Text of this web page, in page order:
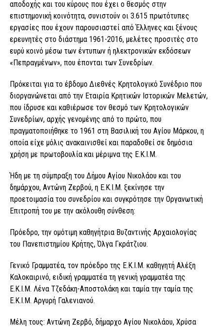
αποδοχής και του κύρους που έχει ο θεσμός στην
επιστημονική κοινότητα, συνιστούν οι 3.615 πρωτότυπες
εργασίες που έχουν παρουσιαστεί από Έλληνες και ξένους
ερευνητές στο διάστημα 1961-2016, μελέτες προσιτές στο
ευρύ κοινό μέσω των έντυπων ή ηλεκτρονικών εκδόσεων
«Πεπραγμένων», που έπονται των Συνεδρίων.
Πρόκειται για το έβδομο Διεθνές Κρητολογικό Συνέδριο που
διοργανώνεται από την Εταιρία Κρητικών Ιστορικών Μελετών,
που ίδρυσε και καθιέρωσε τον θεσμό των Κρητολογικών
Συνεδρίων, αρχής γενομένης από το πρώτο, που
πραγματοποιήθηκε το 1961 στη Βασιλική του Αγίου Μάρκου, η
οποία είχε μόλις ανακαινισθεί και παραδοθεί σε δημόσια
χρήση με πρωτοβουλία και μέριμνα της Ε.Κ.Ι.Μ.
Ήδη με τη σύμπραξη του Δήμου Αγίου Νικολάου και του
δημάρχου, Αντώνη Ζερβού, η Ε.Κ.Ι.Μ. ξεκίνησε την
προετοιμασία του συνεδρίου και συγκρότησε την Οργανωτική
Επιτροπή του με την ακόλουθη σύνθεση:
Πρόεδρο, την ομότιμη καθηγήτρια Βυζαντινής Αρχαιολογίας
του Πανεπιστημίου Κρήτης, Όλγα Γκράτζιου.
Γενικό Γραμματέα, τον πρόεδρο της Ε.Κ.Ι.Μ. καθηγητή Αλέξη
Καλοκαιρινό, ειδική γραμματέα τη γενική γραμματέα της
Ε.Κ.Ι.Μ. Λένα Τζεδάκη-Αποστολάκη και ταμία την ταμία της
Ε.Κ.Ι.Μ. Αργυρή Γαλενιανού.
Μέλη τους: Αντώνη Ζερβό, δήμαρχο Αγίου Νικολάου, Χρύσα